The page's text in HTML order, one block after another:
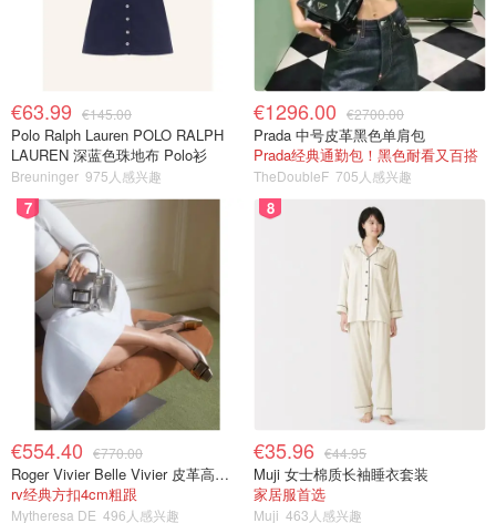
€63.99 €145.00
Polo Ralph Lauren POLO RALPH
LAUREN 深蓝色珠地布 Polo衫
Breuninger 975人感兴趣
€1296.00 €2700.00
Prada 中号皮革黑色单肩包
Prada经典通勤包！黑色耐看又百搭
TheDoubleF 705人感兴趣
7
€554.40 €770.00
Roger Vivier Belle Vivier 皮革高跟鞋
rv经典方扣4cm粗跟
Mytheresa DE 496人感兴趣
8
€35.96 €44.95
Muji 女士棉质长袖睡衣套装
家居服首选
Muji 463人感兴趣